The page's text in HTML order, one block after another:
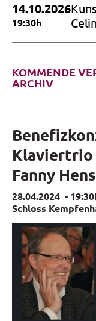
14.10.2026
19:30h
2026
KOMMENDE
ARCHIV
Klaviertrio
Fanny
28.04.2024 -
Schloss